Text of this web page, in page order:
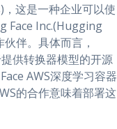
这是一种企业可以使
Face Inc.(Hugging
伴。具体而言，
供转换器模型的开源
AWS深度学习容器
的合作意味着部署这